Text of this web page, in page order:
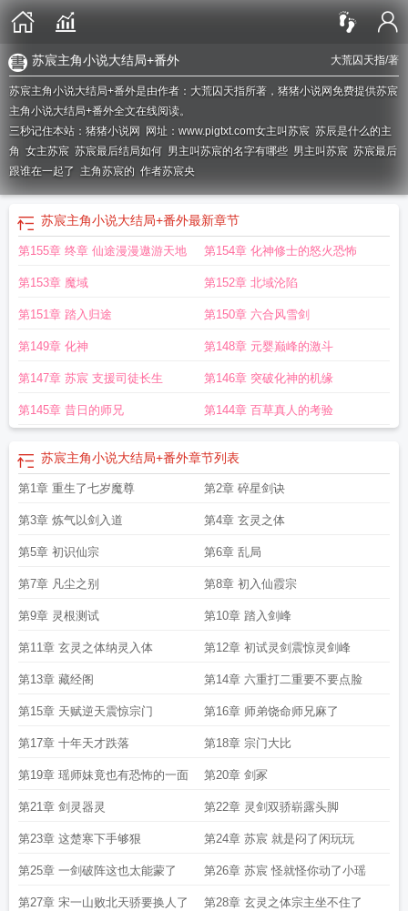
大荒囚天指/著
苏宸主角小说大结局+番外
苏宸主角小说大结局+番外是由作者：大荒囚天指所著，猪猪小说网免费提供苏宸
主角小说大结局+番外全文在线阅读。
三秒记住本站：猪猪小说网 网址：www.pigtxt.com女主叫苏宸 苏辰是什么的主
角 女主苏宸 苏宸最后结局如何 男主叫苏宸的名字有哪些 男主叫苏宸 苏宸最后
跟谁在一起了 主角苏宸的 作者苏宸央
苏宸主角小说大结局+番外最新章节
第155章 终章 仙途漫漫遨游天地 第154章 化神修士的怒火恐怖
第153章 魔域 第152章 北域沦陷
第151章 踏入归途 第150章 六合风雪剑
第149章 化神 第148章 元婴巅峰的激斗
第147章 苏宸 支援司徒长生 第146章 突破化神的机缘
第145章 昔日的师兄 第144章 百草真人的考验
苏宸主角小说大结局+番外章节列表
第1章 重生了七岁魔尊 第2章 碎星剑诀
第3章 炼气以剑入道 第4章 玄灵之体
第5章 初识仙宗 第6章 乱局
第7章 凡尘之别 第8章 初入仙霞宗
第9章 灵根测试 第10章 踏入剑峰
第11章 玄灵之体纳灵入体 第12章 初试灵剑震惊灵剑峰
第13章 藏经阁 第14章 六重打二重要不要点脸
第15章 天赋逆天震惊宗门 第16章 师弟饶命师兄麻了
第17章 十年天才跌落 第18章 宗门大比
第19章 瑶师妹竟也有恐怖的一面 第20章 剑冢
第21章 剑灵器灵 第22章 灵剑双骄崭露头脚
第23章 这楚寒下手够狠 第24章 苏宸 就是闷了闲玩玩
第25章 一剑破阵这也太能蒙了 第26章 苏宸 怪就怪你动了小瑶
第27章 宋一山败北天骄要换人了 第28章 玄灵之体宗主坐不住了